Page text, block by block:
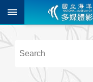
跳到主要內容區塊
階
尋